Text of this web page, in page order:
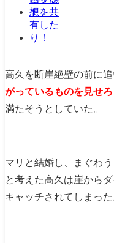
高久を断崖絶壁の前に
がっているものを見せろ
満たそうとしていた。
マリと結婚し、まぐわ
と考えた高久は崖から
キャッチされてしまった